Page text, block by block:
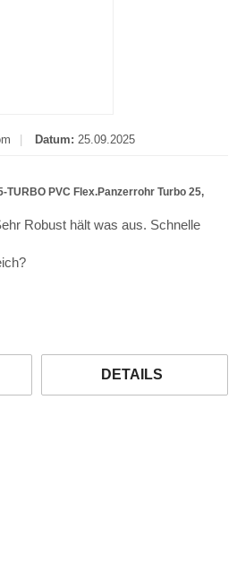
Datum: 25.09.2025
TURBO PVC Flex.Panzerrohr Turbo 25,
Robust hält was aus. Schnelle
DETAILS